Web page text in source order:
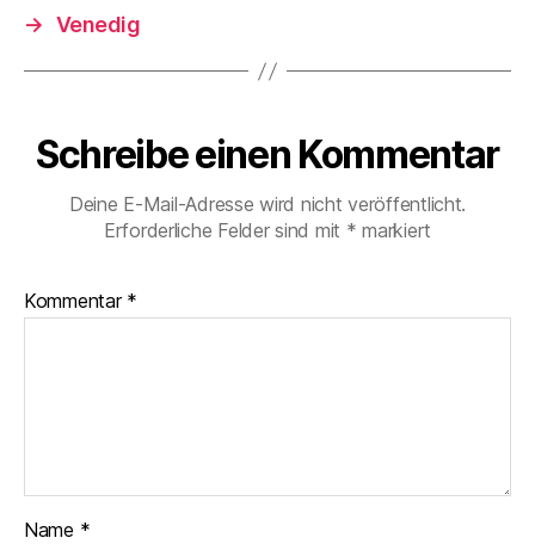
→ Venedig
Schreibe einen Kommentar
Deine E-Mail-Adresse wird nicht veröffentlicht.
Erforderliche Felder sind mit * markiert
Kommentar *
Name *